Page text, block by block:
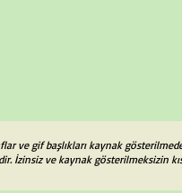
ve gif başlıkları kaynak
İzinsiz ve kaynak gösterilmeksizin